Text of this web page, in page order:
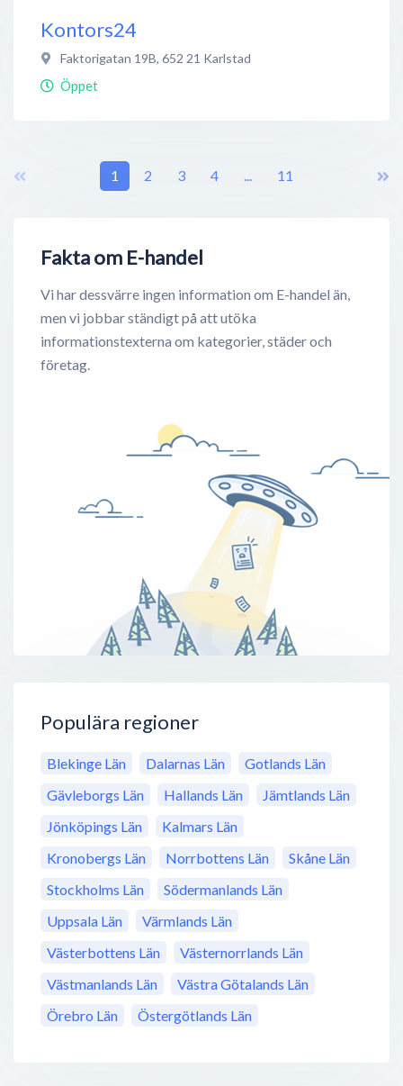
Fakta om E-handel
Vi har dessvärre ingen information om E-handel än,
men vi jobbar ständigt på att utöka
informationstexterna om kategorier, städer och
företag.
Populära regioner
Blekinge Län Dalarnas Län
Gotlands Län
Gävleborgs Län
Hallands Län
Jämtlands Län
Jönköpings Län
Kalmars Län
Kronobergs Län
Norrbottens Län
Skåne Län
Stockholms Län
Södermanlands Län
Uppsala Län
Värmlands Län
Västerbottens Län
Västernorrlands Län
Västmanlands Län
Västra Götalands Län
Örebro Län
Östergötlands Län
Kontors24
Faktorigatan 19B, 652 21 Karlstad
Öppet
1 2 3 4 ... 11